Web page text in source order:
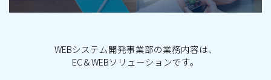
WEBシステム開発事業部の業務内容は、
EC＆WEBソリューションです。